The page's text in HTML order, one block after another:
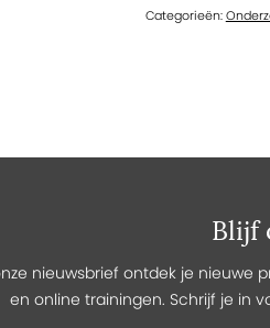
Categorieën:
Blijf
nieuwsbrief ontdek je nieuwe
en online trainingen. Schrijf je in